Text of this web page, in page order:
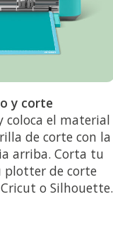
y corte
coloca el material
de corte con la
arriba. Corta tu
plotter de corte
o Silhouette.